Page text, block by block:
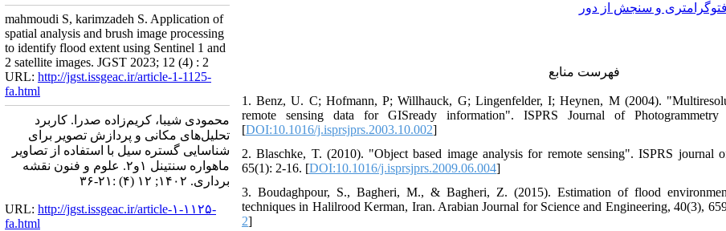
فتوگرامتری و سنجش از دور
فهرست منابع
1. Benz, U. C; Hofmann, P; Willhauck, G; Lingenfelder, I; Heynen, M (2004).
remote sensing data for GISready information". ISPRS Journal of
[DOI:10.1016/j.isprsjprs.2003.10.002]
2. Blaschke, T. (2010). "Object based image analysis for remote sensing". ISPRS journal
65(1): 2-16. [DOI:10.1016/j.isprsjprs.2009.06.004]
3. Boudaghpour, S., Bagheri, M., & Bagheri, Z. (2015). Estimation of flood
techniques in Halilrood Kerman, Iran. Arabian Journal for Science and Engineering, 40(3),
2]
mahmoudi S, karimzadeh S. Application of
spatial analysis and brush image processing
to identify flood extent using Sentinel 1 and
2 satellite images. JGST 2023; 12 (4) : 2
URL: http://jgst.issgeac.ir/article-1-1125-
fa.html
محمودی شیبا، کریم‌زاده صدرا. کاربرد
تحلیل‌های مکانی و پردازش تصویر برای
شناسایی گستره سیل با استفاده از تصاویر
ماهواره سنتینل ۱و۲. علوم و فنون نقشه
برداری. ۱۴۰۲; ۱۲ (۴) :۲۱-۳۶
URL: http://jgst.issgeac.ir/article-۱-۱۱۲۵-
fa.html